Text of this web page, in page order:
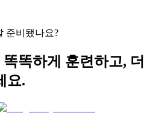
준비됐나요?
똑하게 훈련하고, 더
요.